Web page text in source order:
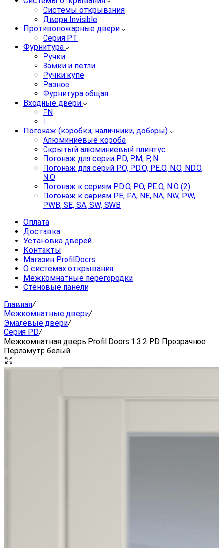
Системы открывания
Двери Invisible
Противопожарные двери
Серия PT
Фурнитура
Ручки
Замки и петли
Ручки купе
Разное
Фурнитура общая
Входные двери
FN
I
Погонаж (коробки, наличники, доборы)
Алюминиевые короба
Скрытый алюминиевый плинтус
Погонаж для серии PD, PM, P, N
Погонаж для серий P.O, PD.O, PE.O, N.O, ND.O,
N.O
Погонаж к сериям PD.O, P.O, PE.O, N.O (2)
Погонаж к сериям PE, PA, NE, NA, NW, PW,
PWB, SE, SA, SW, SWB
Оплата
Доставка
Установка дверей
Контакты
Магазин ProfilDoors
О системах открывания
Межкомнатные перегородки
Стеновые панели
Главная/
Межкомнатные двери/
Эмалевые двери/
Серия PD/
Межкомнатная дверь Profil Doors 1.3.2 PD Прозрачное
Перламутр белый